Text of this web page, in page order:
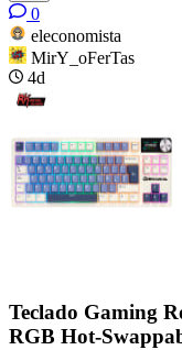
0
eleconomista
MirY_oFerTas
4d
Teclado Gaming
RGB Hot-